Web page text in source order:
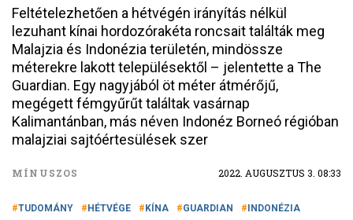
Feltételezhetően a hétvégén irányítás nélkül
lezuhant kínai hordozórakéta roncsait találták meg
Malajzia és Indonézia területén, mindössze
méterekre lakott településektől – jelentette a The
Guardian. Egy nagyjából öt méter átmérőjű,
megégett fémgyűrűt találtak vasárnap
Kalimantánban, más néven Indonéz Borneó régióban
malajziai sajtóértesülések szer
MÍNUSZOS 2022. AUGUSZTUS 3. 08:33
TUDOMÁNY HÉTVÉGE KÍNA GUARDIAN
INDONÉZIA